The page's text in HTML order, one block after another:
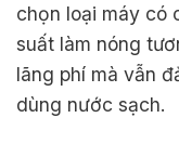
chọn loại máy có
suất làm nóng
lãng phí mà vẫn
dùng nước sạch.